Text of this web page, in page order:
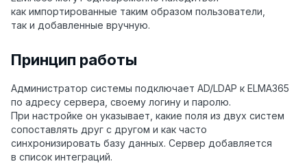
как импортированные таким образом пользователи,
так и добавленные вручную.
Принцип работы
Администратор системы подключает AD/LDAP к ELMA365
по адресу сервера, своему логину и паролю.
При настройке он указывает, какие поля из двух систем
сопоставлять друг с другом и как часто
синхронизировать базу данных. Сервер добавляется
в список интеграций.